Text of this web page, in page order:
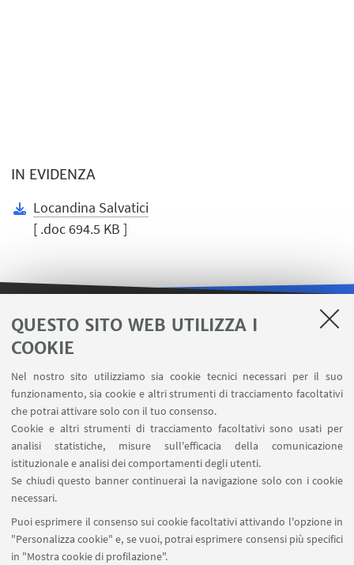
QUESTO SITO WEB UTILIZZA I
COOKIE
Nel nostro sito utilizziamo sia cookie tecnici necessari per il suo
funzionamento, sia cookie e altri strumenti di tracciamento facoltativi
che potrai attivare solo con il tuo consenso.
Cookie e altri strumenti di tracciamento facoltativi sono usati per
analisi statistiche, misure sull'efficacia della comunicazione
istituzionale e analisi dei comportamenti degli utenti.
Se chiudi questo banner continuerai la navigazione solo con i cookie
necessari.
Puoi esprimere il consenso sui cookie facoltativi attivando l'opzione in
"Personalizza cookie" e, se vuoi, potrai esprimere consensi più specifici
in "Mostra cookie di profilazione".
IN EVIDENZA
Locandina Salvatici
[ .doc 694.5 KB ]
LINK UTILI
Contatti
Carta dei servizi
SEGUI IL DIPARTIMENTO SU:
SEGUI UNIBO SU: